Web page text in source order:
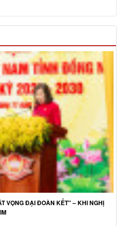
VỌNG ĐẠI ĐOÀN KẾT" – KHI NGHỊ